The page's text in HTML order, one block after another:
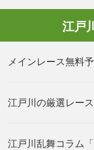
江戸
メインレース無料
江戸川の厳選レー
江戸川乱舞コラム